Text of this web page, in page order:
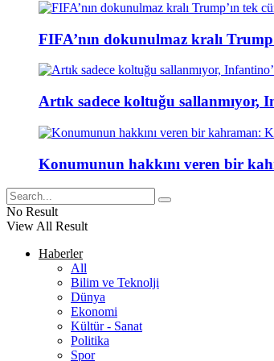
FIFA’nın dokunulmaz kralı
Artık sadece koltuğu sallanmıyor,
Konumunun hakkını veren bir
No Result
View All Result
Haberler
All
Bilim ve Teknolji
Dünya
Ekonomi
Kültür - Sanat
Politika
Spor